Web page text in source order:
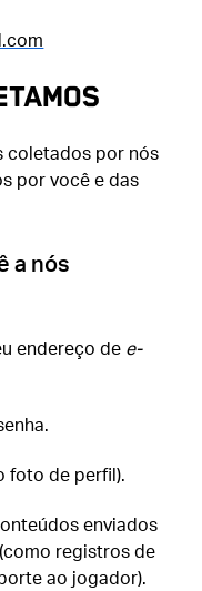
coletados por nós
por você e das
a nós
endereço de e-
foto de perfil).
enviados
registros de
ao jogador).